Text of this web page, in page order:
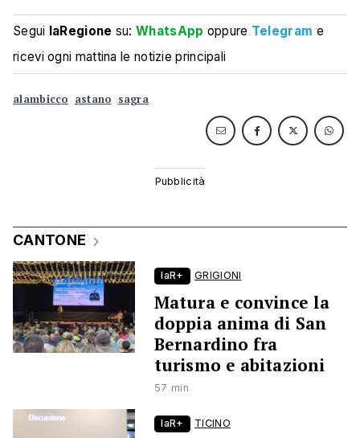
Segui laRegione su:WhatsApp oppure Telegram e
ricevi ogni mattina le notizie principali
alambicco astano sagra
CANTONE
laR+ GRIGIONI
Matura e convince la
doppia anima di San
Bernardino fra
turismo e abitazioni
57 min
laR+ TICINO